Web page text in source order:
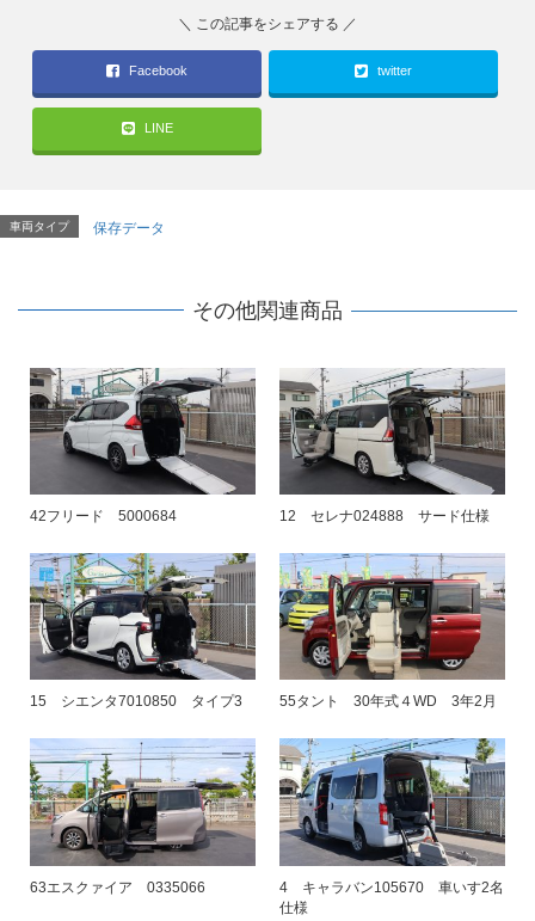
Facebook twitter
LINE
車両タイプ 保存データ
その他関連商品
42フリード 5000684 12 セレナ024888 サード仕様
15 シエンタ7010850 タイプ3 55タント 30年式４WD 3年2月
63エスクァイア 0335066
4 キャラバン105670 車いす2名
仕様